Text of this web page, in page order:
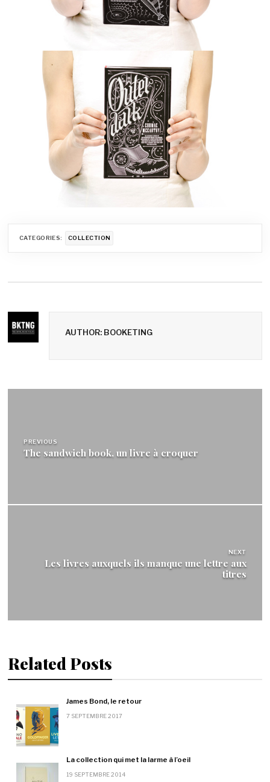
CATEGORIES: COLLECTION
AUTHOR: BOOKETING
l’article
PREVIOUS
The sandwich book, un livre à croquer
NEXT
Les livres auxquels ils manque une lettre aux
titres
Related Posts
James Bond, le retour
7 SEPTEMBRE 2017
La collection qui met la larme à l’oeil
19 SEPTEMBRE 2014